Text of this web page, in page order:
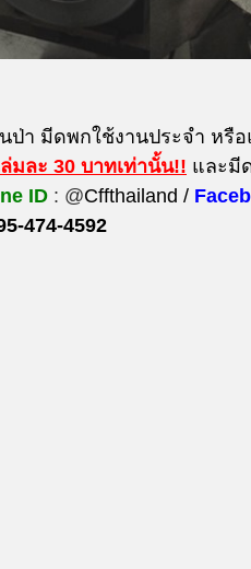
ป่า มีดพกใช้งานประจำ หรื
มละ 30 บาทเท่านั้น!! และมี
ID : @Cffthailand /
474-4592